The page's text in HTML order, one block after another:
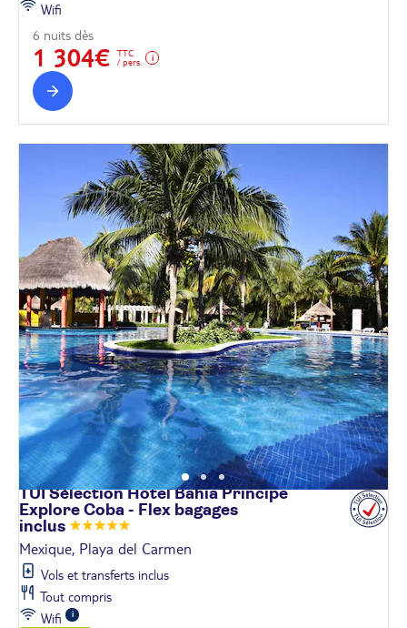
Wifi
6 nuits dès
1 304€
TTC
/ pers.
TUI Sélection Hôtel Bahia Principe
Explore Coba - Flex bagages
inclus
Mexique, Playa del Carmen
Vols et transferts inclus
Tout compris
Wifi